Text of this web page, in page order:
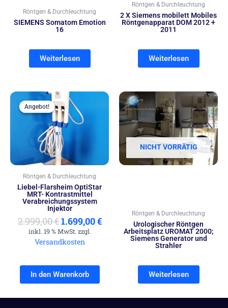
Röntgen & Durchleuchtung
SIEMENS Somatom Emotion
16
Weiterlesen
Röntgen & Durchleuchtung
2 X Siemens mobilett Mobiles
Röntgenapparat DOM 2012 +
2011
Weiterlesen
Angebot!
Angebot!
Röntgen & Durchleuchtung
Liebel-Flarsheim OptiStar
MRT- Kontrastmittel
Verabreichungssystem
Injektor
2.999,00€
Ursprünglicher
Preis
war:
2.999,00 €
1.699,00€
Aktueller
Preis
1.699,00 €.
inkl. 19 % MwSt. zzgl.
Versandkosten
In den Warenkorb
NICHT VORRÄTIG
Röntgen & Durchleuchtung
Urologischer Röntgen
Arbeitsplatz UROMAT 2000;
Siemens Generator und
Strahler
Weiterlesen